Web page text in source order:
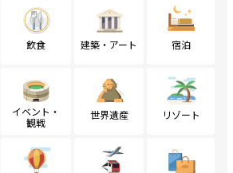
飲食 建築・アート 宿泊
イベント・
観戦
世界遺産 リゾート